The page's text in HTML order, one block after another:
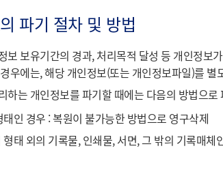
파기 절차 및 방법
보 보유기간의 경과, 처리목적 달성 등 개인정보
우에는, 해당 개인정보(또는 개인정보파일)를
하는 개인정보를 파기할 때에는 다음의 방법으로
인 경우 : 복원이 불가능한 방법으로 영구삭제
태 외의 기록물, 인쇄물, 서면, 그 밖의 기록매체